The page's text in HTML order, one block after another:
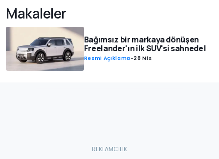
Makaleler
Bağımsız bir markaya dönüşen
Freelander'ın ilk SUV'si sahnede!
Resmi Açıklama-28 Nis